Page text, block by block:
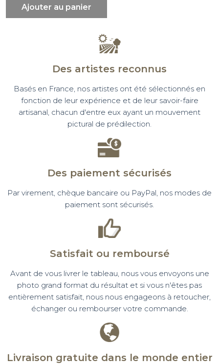
Ajouter au panier
Des artistes reconnus
Basés en France, nos artistes ont été sélectionnés en
fonction de leur expérience et de leur savoir-faire
artisanal, chacun d'entre eux ayant un mouvement
pictural de prédilection.
Des paiement sécurisés
Par virement, chèque bancaire ou PayPal, nos modes de
paiement sont sécurisés.
Satisfait ou remboursé
Avant de vous livrer le tableau, nous vous envoyons une
photo grand format du résultat et si vous n'êtes pas
entièrement satisfait, nous nous engageons à retoucher,
échanger ou rembourser votre commande.
Livraison gratuite dans le monde entier